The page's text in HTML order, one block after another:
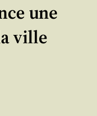
une
ville